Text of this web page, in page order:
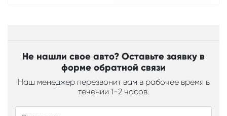
Не нашли свое авто? Оставьте заявку в
форме обратной связи
Наш менеджер перезвонит вам в рабочее время в
течении 1-2 часов.